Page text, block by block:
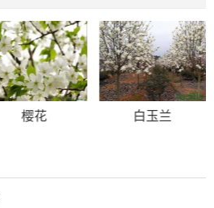
樱花 白玉兰